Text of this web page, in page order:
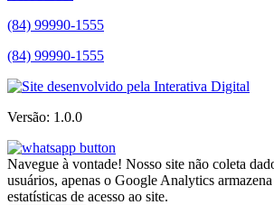
(84) 99990-1555
(84) 99990-1555
Versão: 1.0.0
Navegue à vontade! Nosso site não coleta
usuários, apenas o Google Analytics
estatísticas de acesso ao site.